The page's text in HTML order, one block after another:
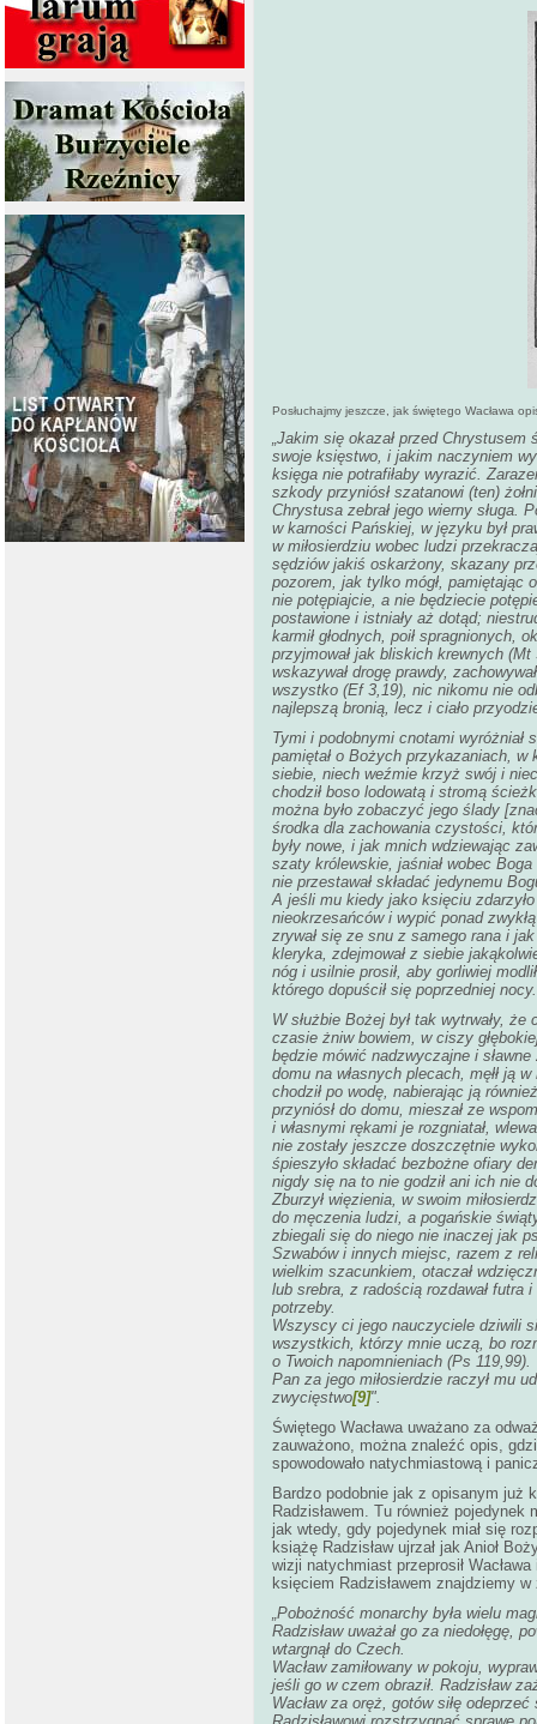
Posłuchajmy jeszcze, jak świętego Wacława
„Jakim się okazał przed Chrystusem
swoje księstwo, i jakim naczyniem
księga nie potrafiłaby wyrazić.
szkody przyniósł szatanowi (ten)
Chrystusa zebrał jego wierny sługa.
w karności Pańskiej, w języku był
w miłosierdziu wobec ludzi
sędziów jakiś oskarżony, skazany
pozorem, jak tylko mógł, pamiętając
nie potępiajcie, a nie będziecie
postawione i istniały aż dotąd;
karmił głodnych, poił spragnionych,
przyjmował jak bliskich krewnych (Mt
wskazywał drogę prawdy,
wszystko (Ef 3,19), nic nikomu nie
najlepszą bronią, lecz i ciało
Tymi i podobnymi cnotami wyróżniał
pamiętał o Bożych przykazaniach,
siebie, niech weźmie krzyż swój i
chodził boso lodowatą i stromą
można było zobaczyć jego ślady
środka dla zachowania czystości,
były nowe, i jak mnich wdziewając
szaty królewskie, jaśniał wobec
nie przestawał składać jedynemu
A jeśli mu kiedy jako księciu
nieokrzesańców i wypić ponad
zrywał się ze snu z samego rana i
kleryka, zdejmował z siebie
nóg i usilnie prosił, aby gorliwiej
którego dopuścił się poprzedniej nocy.
W służbie Bożej był tak wytrwały,
czasie żniw bowiem, w ciszy
będzie mówić nadzwyczajne i
domu na własnych plecach, męłł ją
chodził po wodę, nabierając ją
przyniósł do domu, mieszał ze
i własnymi rękami je rozgniatał,
nie zostały jeszcze doszczętnie
śpieszyło składać bezbożne ofiary
nigdy się na to nie godził ani ich nie
Zburzył więzienia, w swoim
do męczenia ludzi, a pogańskie
zbiegali się do niego nie inaczej jak
Szwabów i innych miejsc, razem z
wielkim szacunkiem, otaczał
lub srebra, z radością rozdawał futra
potrzeby.
Wszyscy ci jego nauczyciele dziwili
wszystkich, którzy mnie uczą, bo
o Twoich napomnieniach (Ps
Pan za jego miłosierdzie raczył mu
zwycięstwo[9]".
Świętego Wacława uważano za
zauważono, można znaleźć opis,
spowodowało natychmiastową i
Bardzo podobnie jak z opisanym już
Radzisławem. Tu również
jak wtedy, gdy pojedynek miał się
książę Radzisław ujrzał jak Anioł
wizji natychmiast przeprosił
księciem Radzisławem znajdziemy
„Pobożność monarchy była wielu
Radzisław uważał go za niedołęgę,
wtargnął do Czech.
Wacław zamiłowany w pokoju,
jeśli go w czem obraził. Radzisław
Wacław za oręż, gotów siłę